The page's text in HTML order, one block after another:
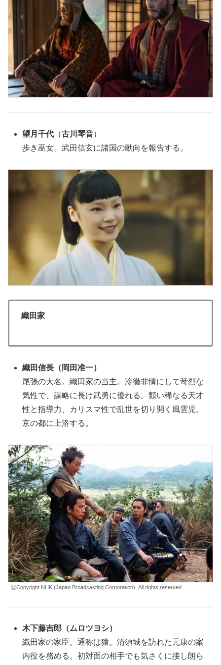
望月千代 （古川琴音）
歩き巫女。武田信玄に諸国の動向を報告する。
織田家
織田信長（岡田准一）
尾張の大名。織田家の当主。冷徹非情にして苛烈な
気性で、謀略に長け武勇に優れる。類い稀なる天才
性と指導力、カリスマ性で乱世を切り開く風雲児。
京の都に上洛する。
ⒸCopyright NHK (Japan Broadcasting Corporation). All rights reserved.
木下藤吉郎（ムロツヨシ）
織田家の家臣。通称は猿。清須城を訪れた元康の案
内役を務める。初対面の相手でも気さくに接し朗ら